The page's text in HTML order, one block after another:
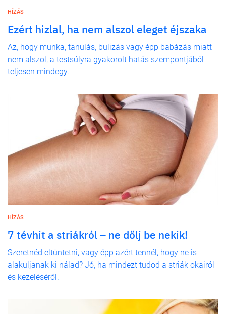
HÍZÁS
Ezért hizlal, ha nem alszol eleget éjszaka
Az, hogy munka, tanulás, bulizás vagy épp babázás miatt
nem alszol, a testsúlyra gyakorolt hatás szempontjából
teljesen mindegy.
HÍZÁS
7 tévhit a striákról – ne dőlj be nekik!
Szeretnéd eltüntetni, vagy épp azért tennél, hogy ne is
alakuljanak ki nálad? Jó, ha mindezt tudod a striák okairól
és kezeléséről.